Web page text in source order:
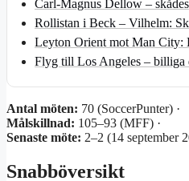
Carl-Magnus Dellow –
Rollistan i Beck – Vilhelm:
Leyton Orient mot Man City:
Flyg till Los Angeles – billiga
Antal möten: 70 (SoccerPunter) ·
Målskillnad: 105–93 (MFF) ·
Senaste möte: 2–2 (14 september
Snabböversikt